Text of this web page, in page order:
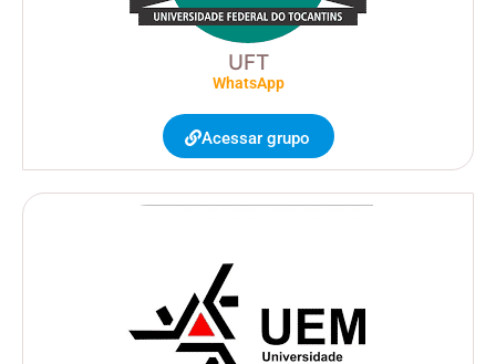
UFT
WhatsApp
Acessar grupo